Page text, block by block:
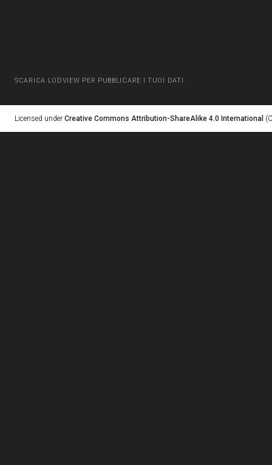
SCARICA LODVIEW PER PUBBLICARE I TUOI DATI
Licensed under Creative Commons Attribution-ShareAlike 4.0 International